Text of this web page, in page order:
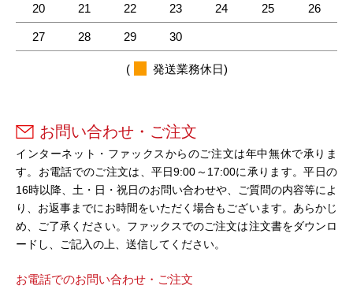
20 21 22 23 24 25 26
27 28 29 30
( 発送業務休日)
お問い合わせ・ご注文
インターネット・ファックスからのご注文は年中無休で承りま
す。お電話でのご注文は、平日9:00～17:00に承ります。平日の
16時以降、土・日・祝日のお問い合わせや、ご質問の内容等によ
り、お返事までにお時間をいただく場合もございます。あらかじ
め、ご了承ください。ファックスでのご注文は注文書をダウンロ
ードし、ご記入の上、送信してください。
お電話でのお問い合わせ・ご注文